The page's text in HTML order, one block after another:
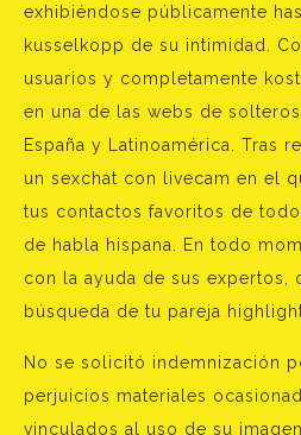
exhibiéndose públicamente
kusselkopp de su intimidad.
usuarios y completamente
en una de las webs de
España y Latinoamérica. Tras
un sexchat con livecam en el
tus contactos favoritos de
de habla hispana. En todo
con la ayuda de sus expertos,
búsqueda de tu pareja
No se solicitó indemnización
perjuicios materiales
vinculados al uso de su